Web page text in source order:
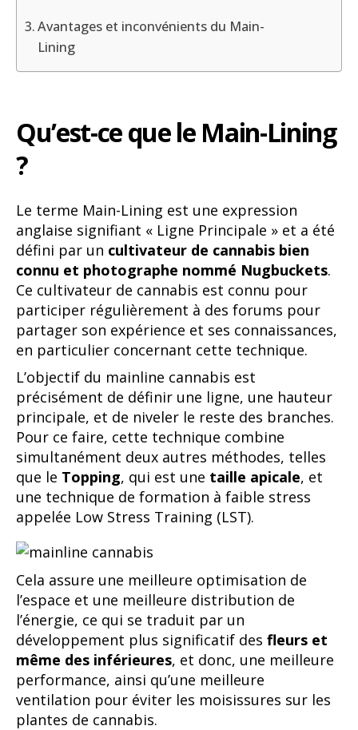
Avantages et inconvénients du Main-
Lining
Qu’est-ce que le Main-Lining
?
Le terme Main-Lining est une expression
anglaise signifiant « Ligne Principale » et a été
défini par un cultivateur de cannabis bien
connu et photographe nommé Nugbuckets.
Ce cultivateur de cannabis est connu pour
participer régulièrement à des forums pour
partager son expérience et ses connaissances,
en particulier concernant cette technique.
L’objectif du mainline cannabis est
précisément de définir une ligne, une hauteur
principale, et de niveler le reste des branches.
Pour ce faire, cette technique combine
simultanément deux autres méthodes, telles
que le Topping, qui est une taille apicale, et
une technique de formation à faible stress
appelée Low Stress Training (LST).
Cela assure une meilleure optimisation de
l’espace et une meilleure distribution de
l’énergie, ce qui se traduit par un
développement plus significatif des fleurs et
même des inférieures, et donc, une meilleure
performance, ainsi qu’une meilleure
ventilation pour éviter les moisissures sur les
plantes de cannabis.